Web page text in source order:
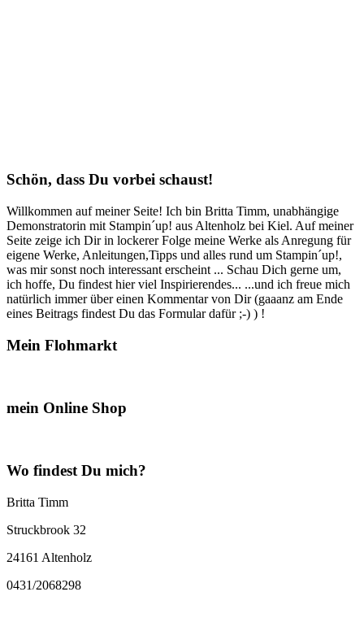
Schön, dass Du vorbei schaust!
Willkommen auf meiner Seite! Ich bin Britta Timm, unabhängige
Demonstratorin mit Stampin´up! aus Altenholz bei Kiel. Auf meiner
Seite zeige ich Dir in lockerer Folge meine Werke als Anregung für
eigene Werke, Anleitungen,Tipps und alles rund um Stampin´up!,
was mir sonst noch interessant erscheint ... Schau Dich gerne um,
ich hoffe, Du findest hier viel Inspirierendes... ...und ich freue mich
natürlich immer über einen Kommentar von Dir (gaaanz am Ende
eines Beitrags findest Du das Formular dafür ;-) ) !
Mein Flohmarkt
mein Online Shop
Wo findest Du mich?
Britta Timm
Struckbrook 32
24161 Altenholz
0431/2068298